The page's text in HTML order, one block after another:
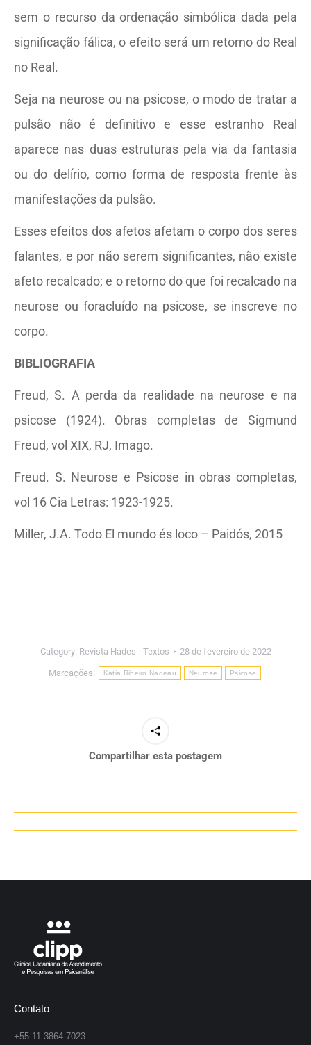
sem o recurso da ordenação simbólica dada pela
significação fálica, o efeito será um retorno do Real
no Real.
Seja na neurose ou na psicose, o modo de tratar a
pulsão não é definitivo e esse estranho Real
aparece nas duas estruturas pela via da fantasia
ou do delírio, como forma de resposta frente às
manifestações da pulsão.
Esses efeitos dos afetos afetam o corpo dos seres
falantes, e por não serem significantes, não existe
afeto recalcado; e o retorno do que foi recalcado na
neurose ou foracluído na psicose, se inscreve no
corpo.
BIBLIOGRAFIA
Freud, S. A perda da realidade na neurose e na
psicose (1924). Obras completas de Sigmund
Freud, vol XIX, RJ, Imago.
Freud. S. Neurose e Psicose in obras completas,
vol 16 Cia Letras: 1923-1925.
Miller, J.A. Todo El mundo és loco – Paidós, 2015
Category: Revista Hades - Textos 28 de fevereiro de 2022
Marcações: Katia Ribeiro Nadeau Neurose Psicose
Compartilhar esta postagem
Navegação
post:
Contato
+55 11 3864.7023